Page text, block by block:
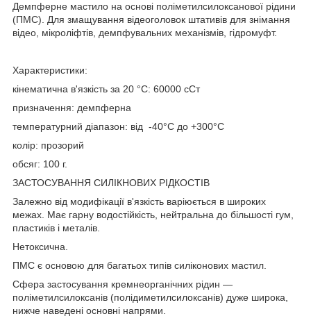
Демпферне мастило на основі поліметилсилоксанової рідини
(ПМС). Для змащування відеоголовок штативів для знімання
відео, мікроліфтів, демпфувальних механізмів, гідромуфт.
Характеристики:
кінематична в'язкість за 20 °C: 60000 сСт
призначення: демпферна
температурний діапазон: від -40°C до +300°C
колір: прозорий
обсяг: 100 г.
ЗАСТОСУВАННЯ СИЛІКНОВИХ РІДКОСТІВ
Залежно від модифікації в'язкість варіюється в широких
межах. Має гарну водостійкість, нейтральна до більшості гум,
пластиків і металів.
Нетоксична.
ПМС є основою для багатьох типів силіконових мастил.
Сфера застосування кремнеорганічних рідин —
поліметилсилоксанів (полідиметилсилоксанів) дуже широка,
нижче наведені основні напрями.